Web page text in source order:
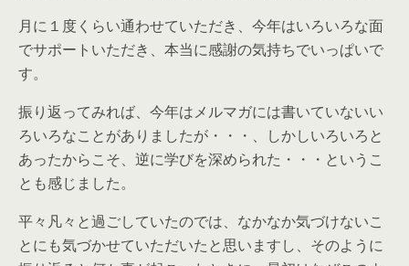
月に１度くらい通わせていただき、今年はいろいろな面
でサポートいただき、本当に感謝の気持ちでいっぱいで
す。
振り返ってみれば、今年はメルマガには書いていないい
ろいろなことがありましたが・・・、しかしいろいろと
あったからこそ、逆に学びを深められた・・・というこ
とも感じました。
平々凡々と過ごしていたのでは、なかなか気づけないこ
とにも気づかせていただいたと思いますし、そのように